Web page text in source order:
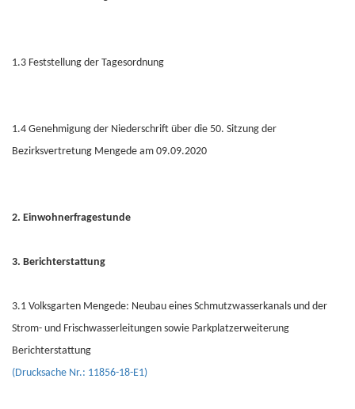
1.3 Feststellung der Tagesordnung
1.4 Genehmigung der Niederschrift über die 50. Sitzung der
Bezirksvertretung Mengede am 09.09.2020
2. Einwohnerfragestunde
3. Berichterstattung
3.1 Volksgarten Mengede: Neubau eines Schmutzwasserkanals und der
Strom- und Frischwasserleitungen sowie Parkplatzerweiterung
Berichterstattung
(Drucksache Nr.: 11856-18-E1)